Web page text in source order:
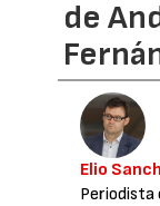
de
Elio
Periodista